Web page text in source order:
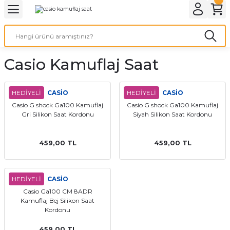
Geri Dön
& ELEKTİRİK AYDINLATMA & ELEKTRİK
AYDINLATMA
BİLGİSAYAR
OFİS MALZEMELERİ
Geri Dön
ve Cihaz Pilleri
ÇEŞİTLERİ
ÇEŞİTLERİ
ÇEŞİTLERİ
Geri Dön
Geri Dön
Kordon Çeşitleri
kordonları
Kordonları
Kordonu
saat kordonu
Kordonları
Casio Kamuflaj Saat
HEDİYELİ
CASİO
Casio G shock Ga100 Kamuflaj
Gri Silikon Saat Kordonu
459,00 TL
HEDİYELİ
CASİO
Casio G shock Ga100 Kamuflaj
Siyah Silikon Saat Kordonu
459,00 TL
HEDİYELİ
CASİO
Casio Ga100 CM 8ADR
Kamuflaj Bej Silikon Saat
Kordonu